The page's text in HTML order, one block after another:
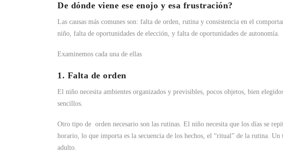
De dónde viene ese enojo y esa frustración?
Las causas más comunes son: falta de orden, rutina y consistencia en el
niño, falta de oportunidades de elección, y falta de oportunidades de autonomía.
Examinemos cada una de ellas
1. Falta de orden
El niño necesita ambientes organizados y previsibles, pocos objetos, bien
sencillos.
Otro tipo de orden necesario son las rutinas. El niño necesita que los días se
horario, lo que importa es la secuencia de los hechos, el “ritual” de la rutina.
adulto.